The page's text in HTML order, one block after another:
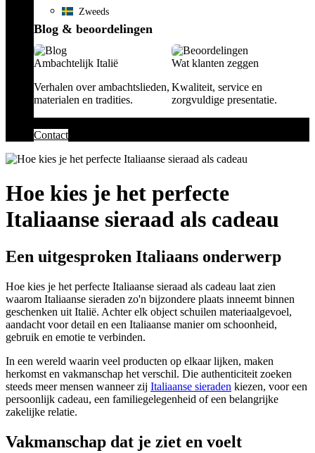
Zweeds
Blog & beoordelingen
Ambachtelijk Italië
Verhalen over ambachtslieden,
materialen en tradities.
Wat klanten zeggen
Kwaliteit, service en
zorgvuldige presentatie.
Contact
Hoe kies je het perfecte
Italiaanse sieraad als cadeau
Een uitgesproken Italiaans onderwerp
Hoe kies je het perfecte Italiaanse sieraad als cadeau laat zien
waarom Italiaanse sieraden zo'n bijzondere plaats inneemt binnen
geschenken uit Italië. Achter elk object schuilen materiaalgevoel,
aandacht voor detail en een Italiaanse manier om schoonheid,
gebruik en emotie te verbinden.
In een wereld waarin veel producten op elkaar lijken, maken
herkomst en vakmanschap het verschil. Die authenticiteit zoeken
steeds meer mensen wanneer zij Italiaanse sieraden kiezen, voor een
persoonlijk cadeau, een familiegelegenheid of een belangrijke
zakelijke relatie.
Vakmanschap dat je ziet en voelt